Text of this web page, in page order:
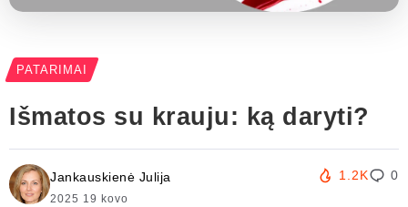
PATARIMAI
Išmatos su krauju: ką daryti?
Jankauskienė Julija
2025 19 kovo
1.2K 0